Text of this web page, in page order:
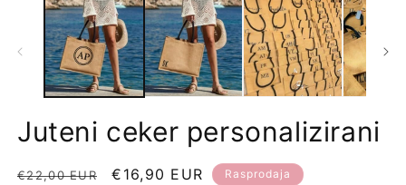
Juteni ceker personalizirani
Redovna
€22,00 EUR
Prodajna
€16,90 EUR Rasprodaja